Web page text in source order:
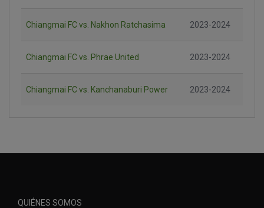
Chiangmai FC vs. Nakhon Ratchasima 2023-2024
Chiangmai FC vs. Phrae United 2023-2024
Chiangmai FC vs. Kanchanaburi Power 2023-2024
QUIÉNES SOMOS